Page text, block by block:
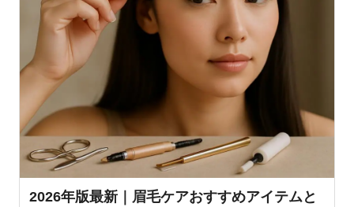
2026年版最新｜眉毛ケアおすすめアイテムと